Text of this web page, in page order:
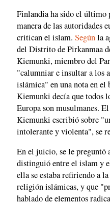
Finlandia ha sido el último
manera de las autoridades
critican el islam. Segúnla
del Distrito de Pirkanmaa
Kiemunki, miembro del
"calumniar e insultar a los
islámica" en una nota en
Kiemunki decía que todos
Europa son musulmanes.
Kiemunki escribió sobre
intolerante y violenta", se
En el juicio, se le preguntó
distinguió entre el islam y
ella se estaba refiriendo a
religión islámicas, y que
hablado de elementos